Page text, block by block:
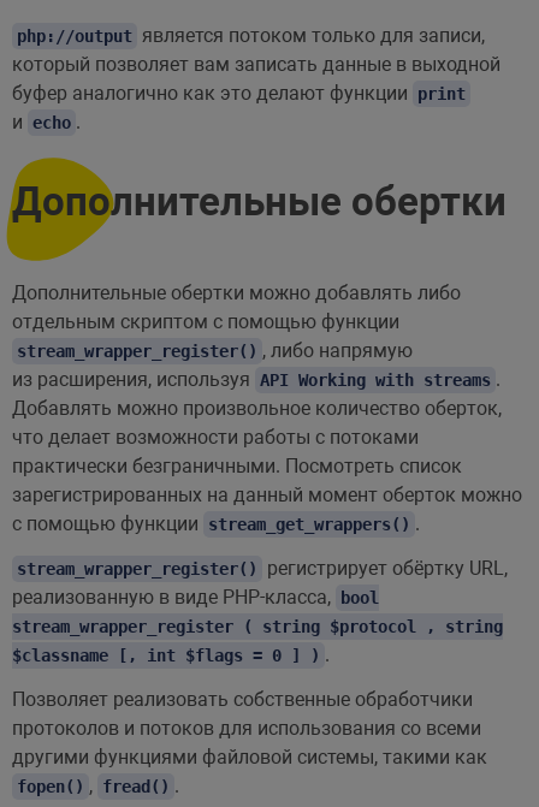
php://output является потоком только для записи,
который позволяет вам записать данные в выходной
буфер аналогично как это делают функции
print
и echo .
Дополнительные обертки
Дополнительные обертки можно добавлять либо
отдельным скриптом с помощью функции
stream_wrapper_register() , либо напрямую
из расширения, используя API Working with streams .
Добавлять можно произвольное количество оберток,
что делает возможности работы с потоками
практически безграничными. Посмотреть список
зарегистрированных на данный момент оберток можно
с помощью функции
stream_get_wrappers() .
stream_wrapper_register()
регистрирует обёртку URL,
реализованную в виде PHP-класса, bool
stream_wrapper_register ( string $protocol , string
$classname [, int $flags = 0 ] ) .
Позволяет реализовать собственные обработчики
протоколов и потоков для использования со всеми
другими функциями файловой системы, такими как
fopen() , fread() .